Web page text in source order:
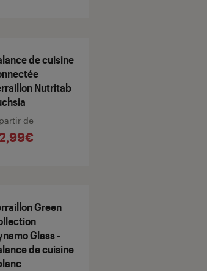
de cuisine
Nutritab
de
Green
Glass -
de cuisine